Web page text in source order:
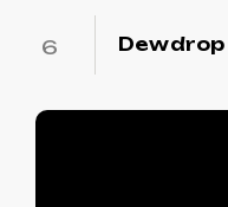
Dewdrop